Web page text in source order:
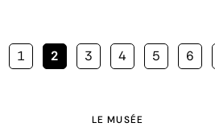
Page
1
Page
2 Page
3 Page
4 Page
5 Page
6
LE MUSÉE